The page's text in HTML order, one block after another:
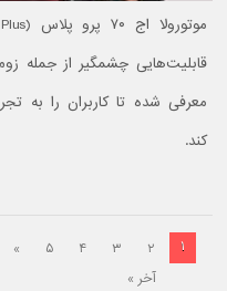
معرفی شده تا کاربران را به
کند.
۱ ۲ ۳ ۴ ۵ »
آخر »